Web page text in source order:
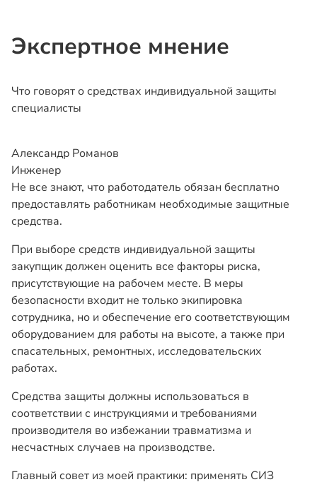
Экспертное мнение
Что говорят о средствах индивидуальной защиты
специалисты
Александр Романов
Инженер
Не все знают, что работодатель обязан бесплатно
предоставлять работникам необходимые защитные
средства.
При выборе средств индивидуальной защиты
закупщик должен оценить все факторы риска,
присутствующие на рабочем месте. В меры
безопасности входит не только экипировка
сотрудника, но и обеспечение его соответствующим
оборудованием для работы на высоте, а также при
спасательных, ремонтных, исследовательских
работах.
Средства защиты должны использоваться в
соответствии с инструкциями и требованиями
производителя во избежании травматизма и
несчастных случаев на производстве.
Главный совет из моей практики: применять СИЗ